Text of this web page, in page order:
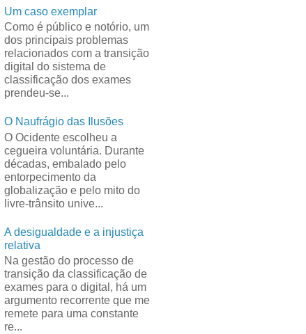
Um caso exemplar
Como é público e notório, um
dos principais problemas
relacionados com a transição
digital do sistema de
classificação dos exames
prendeu-se...
O Naufrágio das Ilusões
O Ocidente escolheu a
cegueira voluntária. Durante
décadas, embalado pelo
entorpecimento da
globalização e pelo mito do
livre-trânsito unive...
A desigualdade e a injustiça
relativa
Na gestão do processo de
transição da classificação de
exames para o digital, há um
argumento recorrente que me
remete para uma constante
re...